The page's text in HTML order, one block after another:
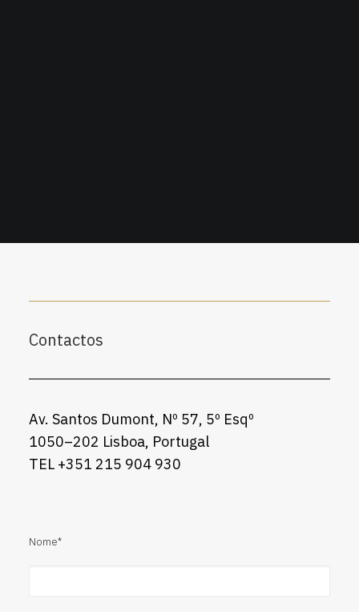
Contactos
Av. Santos Dumont, Nº 57, 5º Esqº
1050–202 Lisboa, Portugal
TEL +351 215 904 930
Nome*